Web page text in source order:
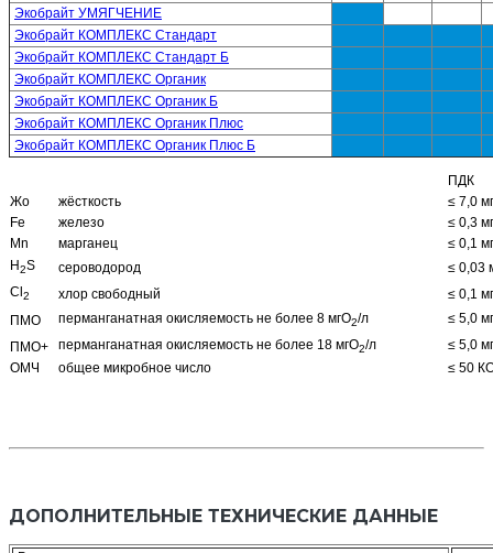
Экобрайт УМЯГЧЕНИЕ
Экобрайт КОМПЛЕКС Стандарт
Экобрайт КОМПЛЕКС Стандарт Б
Экобрайт КОМПЛЕКС Органик
Экобрайт КОМПЛЕКС Органик Б
Экобрайт КОМПЛЕКС Органик Плюс
Экобрайт КОМПЛЕКС Органик Плюс Б
ПДК
Жо
жёсткость
≤ 7,0
Fe
железо
≤ 0,3
Mn
марганец
≤ 0,1
H2S сероводород
≤ 0,03
Cl2 хлор свободный
≤ 0,1
ПМО
перманганатная окисляемость не более 8 мгО2/л
≤ 5,0
ПМО+
перманганатная окисляемость не более 18 мгО2/л
≤ 5,0
ОМЧ
общее микробное число ≤ 50
ДОПОЛНИТЕЛЬНЫЕ ТЕХНИЧЕСКИЕ ДАННЫЕ